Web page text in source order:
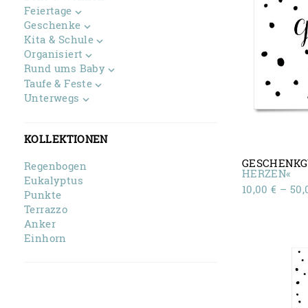
Feiertage
Geschenke
Kita & Schule
Organisiert
Rund ums Baby
Taufe & Feste
Unterwegs
KOLLEKTIONEN
Regenbogen
Eukalyptus
Punkte
Terrazzo
Anker
Einhorn
HERZEN«
10,00€ –